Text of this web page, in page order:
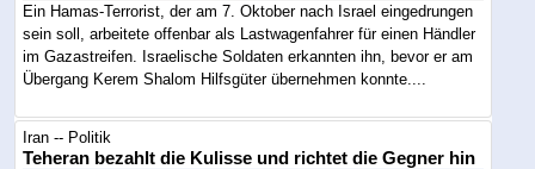
Ein Hamas-Terrorist, der am 7. Oktober nach Israel eingedrungen
sein soll, arbeitete offenbar als Lastwagenfahrer für einen Händler
im Gazastreifen. Israelische Soldaten erkannten ihn, bevor er am
Übergang Kerem Shalom Hilfsgüter übernehmen konnte....
Iran -- Politik
Teheran bezahlt die Kulisse und richtet die Gegner hin